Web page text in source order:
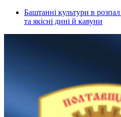
Баштанні культури в
та якісні дині й кавуни